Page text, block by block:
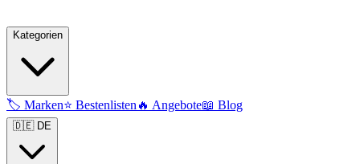
Kategorien
🏷️ Marken⭐ Bestenlisten 🔥 Angebote📖 Blog
🇩🇪 DE